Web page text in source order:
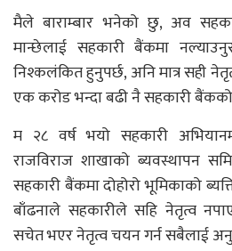
मैले बाराम्बार भनेको छु, अव
मान्छेलाई सहकारी बैंकमा
निश्कलंकित हुनुपर्छ, अनि मात्र सही
एक करोड भन्दा बढी नै सहकारी
म २८ वर्ष भयो सहकारी
राजविराज शाखाको ब्यवस्थापन
सहकारी बैंकमा दोहोरो भूमिकाको
बाँढनाले सहकारीले सहि नेतृत्व
सचेत भएर नेतृत्व चयन गर्न सबैलाई